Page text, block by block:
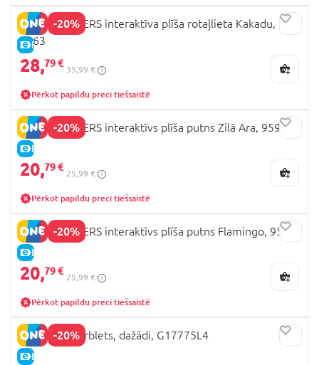
-20%
E-CENA
HAPPY YAPPERS interaktīva plīša rotaļlieta Kakadu,
9463
28,79 €
35,99 €
Pērkot papildu preci tiešsaistē
-20%
E-CENA
HAPPY YAPPERS interaktīvs plīša putns Zilā Ara, 9593
20,79 €
25,99 €
Pērkot papildu preci tiešsaistē
-20%
E-CENA
HAPPY YAPPERS interaktīvs plīša putns Flamingo, 9592
20,79 €
25,99 €
Pērkot papildu preci tiešsaistē
-20%
E-CENA
FURBY DJ furblets, dažādi, G17775L4